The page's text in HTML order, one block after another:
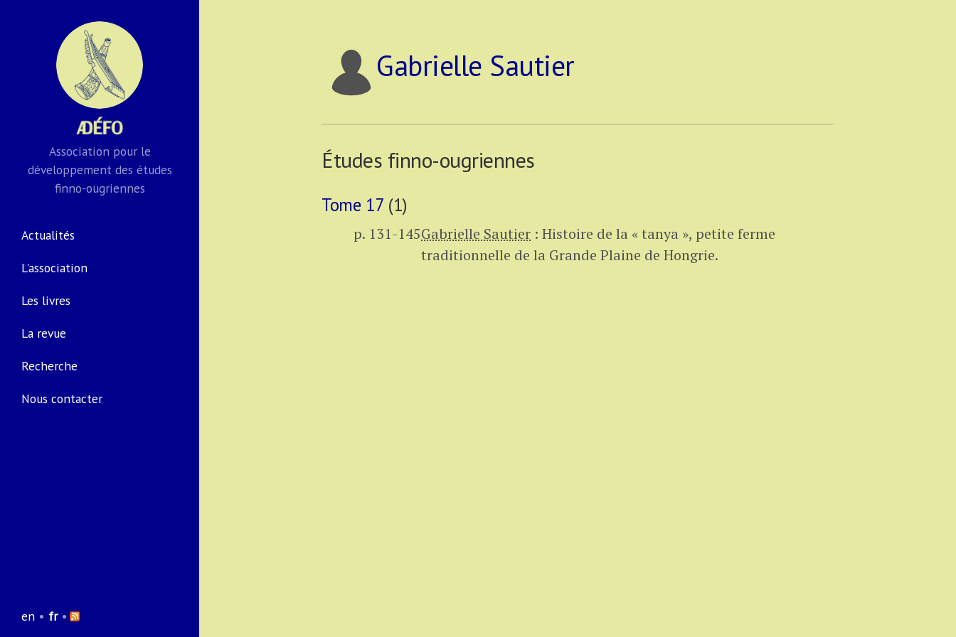
Association pour le
développement des études
finno-ougriennes
Actualités
L'association
Les livres
La revue
Recherche
Nous contacter
en • fr•
Gabrielle Sautier
Études finno-ougriennes
Tome 17 (1)
p. 131-145Gabrielle Sautier : Histoire de la « tanya », petite ferme
traditionnelle de la Grande Plaine de Hongrie.